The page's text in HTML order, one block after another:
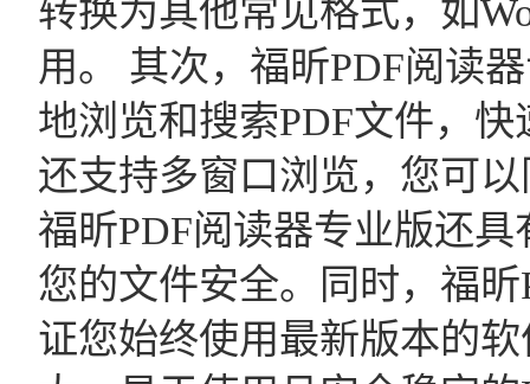
转换为其他常见格式，如
用。 其次，福昕PDF阅读
地浏览和搜索PDF文件，
还支持多窗口浏览，您可
福昕PDF阅读器专业版还
您的文件安全。同时，福
证您始终使用最新版本的